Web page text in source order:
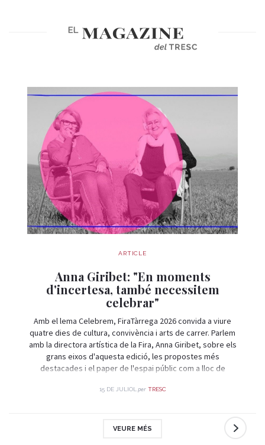
ARTICLE
Anna Giribet: "En moments
d'incertesa, també necessitem
celebrar"
Amb el lema Celebrem, FiraTàrrega 2026 convida a viure
quatre dies de cultura, convivència i arts de carrer. Parlem
amb la directora artística de la Fira, Anna Giribet, sobre els
grans eixos d'aquesta edició, les propostes més
destacades i el paper de l'espai públic com a lloc de
15 DE JULIOL per TRESC
VEURE MÉS